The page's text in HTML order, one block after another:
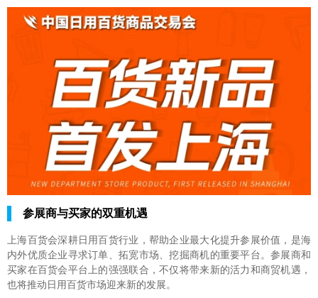
参展商与买家的双重机遇
上海百货会深耕日用百货行业，帮助企业最大化提升参展价值，是海
内外优质企业寻求订单、拓宽市场、挖掘商机的重要平台。参展商和
买家在百货会平台上的强强联合，不仅将带来新的活力和商贸机遇，
也将推动日用百货市场迎来新的发展。